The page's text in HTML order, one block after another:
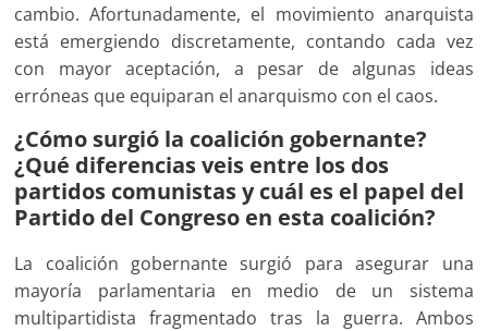
cambio. Afortunadamente, el movimiento anarquista
está emergiendo discretamente, contando cada vez
con mayor aceptación, a pesar de algunas ideas
erróneas que equiparan el anarquismo con el caos.
¿Cómo surgió la coalición gobernante?
¿Qué diferencias veis entre los dos
partidos comunistas y cuál es el papel del
Partido del Congreso en esta coalición?
La coalición gobernante surgió para asegurar una
mayoría parlamentaria en medio de un sistema
multipartidista fragmentado tras la guerra. Ambos